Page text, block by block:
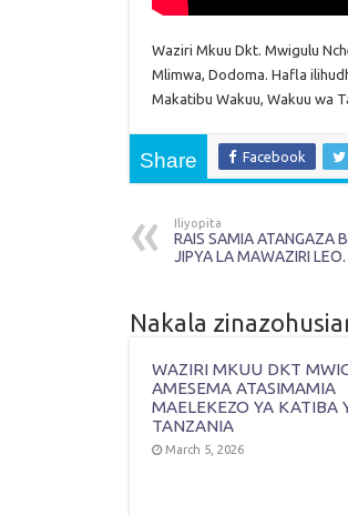
Waziri Mkuu Dkt. Mwigulu
Mlimwa, Dodoma. Hafla
Makatibu Wakuu, Wakuu wa
Share Facebook
Iliyopita
RAIS SAMIA ATANGAZA
JIPYA LA MAWAZIRI LEO.
Nakala
WAZIRI MKUU DKT
AMESEMA ATASIMAMIA
MAELEKEZO YA KATIBA
TANZANIA
March 5, 2026